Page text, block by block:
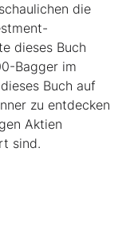
die
dieses Buch
Bagger im
Buch auf
zu entdecken
Aktien
sind.